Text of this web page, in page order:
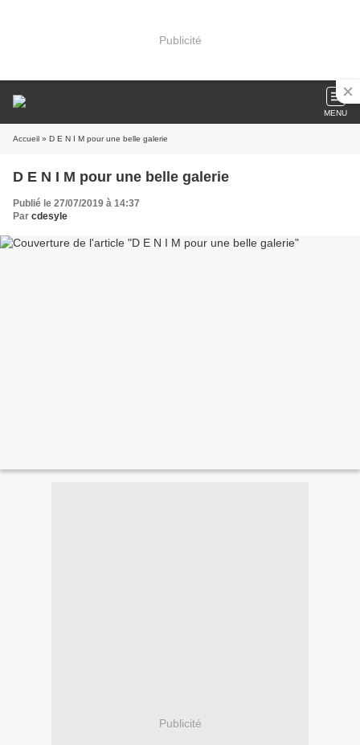
Publicité
MENU
Accueil » D E N I M pour une belle galerie
D E N I M pour une belle galerie
Publié le 27/07/2019 à 14:37
Par cdesyle
Publicité